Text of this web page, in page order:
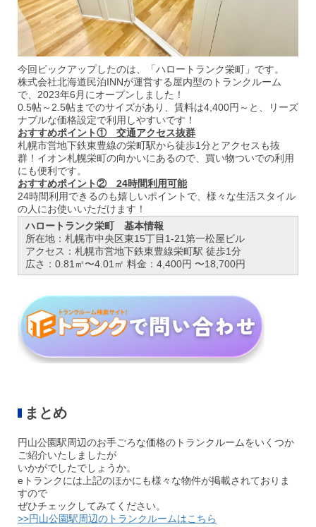
今回ピックアップしたのは、「ハロートランク栄町」です。
株式会社北海道民泊INNが運営する屋内型のトランクルーム
で、2023年6月にオープンしました！
0.5帖～2.5帖までのサイズがあり、賃料は4,400円～と、リーズ
ナブルな価格設定で利用しやすいです！
おすすめポイント① 交通アクセス抜群
札幌市営地下鉄東豊線の栄町駅から徒歩1分とアクセスも抜
群！イオン札幌栄町の向かいにあるので、買い物ついでの利用
にも便利です。
おすすめポイント② 24時間利用可能
24時間利用できるのも嬉しいポイントで、様々な生活スタイル
の人にお使いいただけます！
ハロートランク栄町 基本情報
所在地：札幌市中央区東15丁目1-21第一松屋ビル
アクセス：札幌市営地下鉄東豊線栄町駅 徒歩1分
広さ：0.81㎡〜4.01㎡ 料金：4,400円 〜18,700円
まとめ
円山公園駅周辺のお手ごろな価格のトランクルームをいくつか
ご紹介いたしましたが
いかがでしたでしょうか。
eトランクには上記のほかにも様々な物件が掲載されておりま
すので
ぜひチェックしてみてください。
>>円山公園駅周辺のトランクルームはこちら